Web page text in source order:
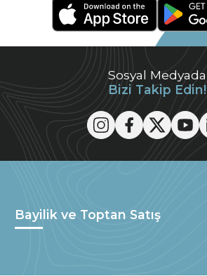
Sosyal Medyada
Bizi Takip Edin!
Bayilik ve Toptan Satış